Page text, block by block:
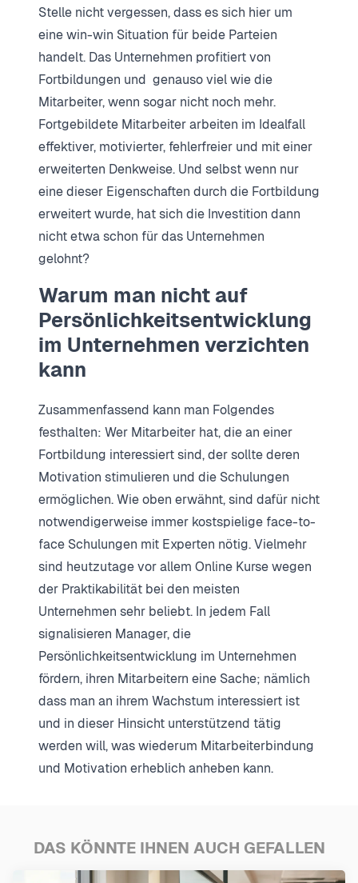
Stelle nicht vergessen, dass es sich hier um
eine win-win Situation für beide Parteien
handelt. Das Unternehmen profitiert von
Fortbildungen und genauso viel wie die
Mitarbeiter, wenn sogar nicht noch mehr.
Fortgebildete Mitarbeiter arbeiten im Idealfall
effektiver, motivierter, fehlerfreier und mit einer
erweiterten Denkweise. Und selbst wenn nur
eine dieser Eigenschaften durch die Fortbildung
erweitert wurde, hat sich die Investition dann
nicht etwa schon für das Unternehmen
gelohnt?
Warum man nicht auf
Persönlichkeitsentwicklung
im Unternehmen verzichten
kann
Zusammenfassend kann man Folgendes
festhalten: Wer Mitarbeiter hat, die an einer
Fortbildung interessiert sind, der sollte deren
Motivation stimulieren und die Schulungen
ermöglichen. Wie oben erwähnt, sind dafür nicht
notwendigerweise immer kostspielige face-to-
face Schulungen mit Experten nötig. Vielmehr
sind heutzutage vor allem Online Kurse wegen
der Praktikabilität bei den meisten
Unternehmen sehr beliebt. In jedem Fall
signalisieren Manager, die
Persönlichkeitsentwicklung im Unternehmen
fördern, ihren Mitarbeitern eine Sache; nämlich
dass man an ihrem Wachstum interessiert ist
und in dieser Hinsicht unterstützend tätig
werden will, was wiederum Mitarbeiterbindung
und Motivation erheblich anheben kann.
DAS KÖNNTE IHNEN AUCH GEFALLEN